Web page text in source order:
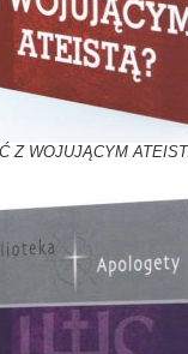
Z WOJUJĄCYM